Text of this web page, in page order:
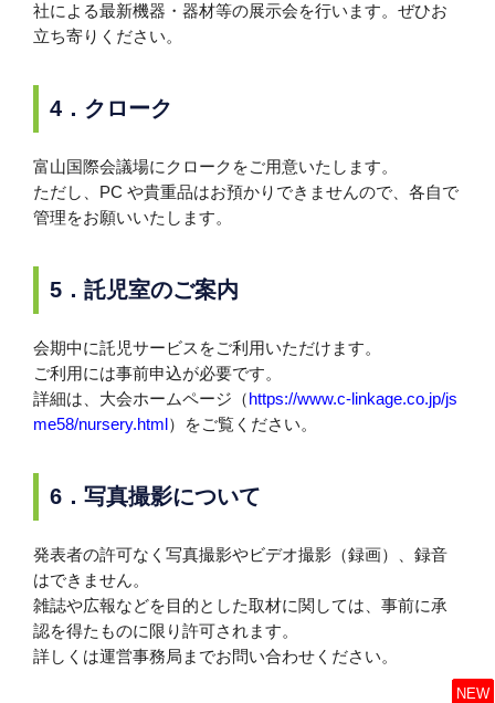
社による最新機器・器材等の展示会を行います。ぜひお
立ち寄りください。
4．クローク
富山国際会議場にクロークをご用意いたします。
ただし、PC や貴重品はお預かりできませんので、各自で
管理をお願いいたします。
5．託児室のご案内
会期中に託児サービスをご利用いただけます。
ご利用には事前申込が必要です。
詳細は、大会ホームページ（ https://www.c-linkage.co.jp/js
me58/nursery.html ）をご覧ください。
6．写真撮影について
発表者の許可なく写真撮影やビデオ撮影（録画）、録音
はできません。
雑誌や広報などを目的とした取材に関しては、事前に承
認を得たものに限り許可されます。
詳しくは運営事務局までお問い合わせください。
NEW
NEW
NEW
NEW
NEW
NEW
NEW
NEW
NEW
NEW
NEW